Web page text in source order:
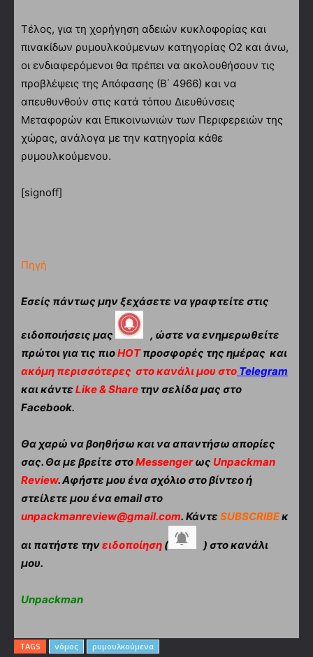
Τέλος, για τη χορήγηση αδειών κυκλοφορίας και
πινακίδων ρυμουλκούμενων κατηγορίας Ο2 και άνω,
οι ενδιαφερόμενοι θα πρέπει να ακολουθήσουν τις
προβλέψεις της Απόφασης (Β΄ 4966) και να
απευθυνθούν στις κατά τόπου Διευθύνσεις
Μεταφορών και Επικοινωνιών των Περιφερειών της
χώρας, ανάλογα με την κατηγορία κάθε
ρυμουλκούμενου.
[signoff]
Πηγή
Εσείς πάντως μην ξεχάσετε να γραφτείτε στις
ειδοποιήσεις μας
, ώστε να ενημερωθείτε
πρώτοι για τις πιοHOTπροσφορές της ημέρας και
ακόμη περισσότερες στο κανάλι μου στο Telegram
και κάντε Like & Share την σελίδα μας στο
Facebook.
Θα χαρώ να βοηθήσω και να απαντήσω απορίες
σας. Θα με βρείτε στοMessengerως Unpackman
Review. Αφήστε μου ένα σχόλιο στο βίντεο ή
στείλετε μου ένα email στο
unpackmanreview@gmail.com. Κάντε SUBSCRIBEκ
αι πατήστε τηνειδοποίηση (
) στο κανάλι
μου.
Unpackman
TAGS νόμος ρυμουλκούμενα